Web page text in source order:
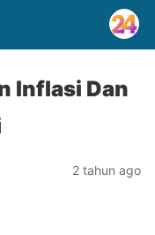
Inflasi Dan
2 tahun ago